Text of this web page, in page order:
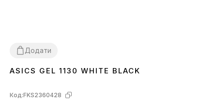
Додати
37 38394041 44
ASICS GEL 1130 WHITE BLACK
Код:FKS2360428